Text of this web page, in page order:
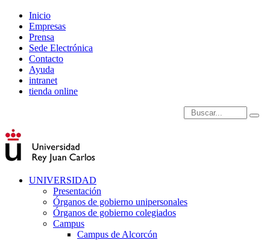
Inicio
Empresas
Prensa
Sede Electrónica
Contacto
Ayuda
intranet
tienda online
Introduce términos de
UNIVERSIDAD
Presentación
Órganos de gobierno unipersonales
Órganos de gobierno colegiados
Campus
Campus de Alcorcón